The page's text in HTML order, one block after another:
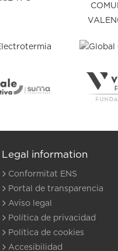
Legal information
Conformitat ENS
Portal de transparencia
Aviso legal
Política de privacidad
Política de cookies
Accesibilidad